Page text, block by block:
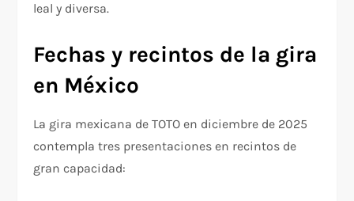
leal y diversa.
Fechas y recintos de la gira
en México
La gira mexicana de TOTO en diciembre de 2025
contempla tres presentaciones en recintos de
gran capacidad: